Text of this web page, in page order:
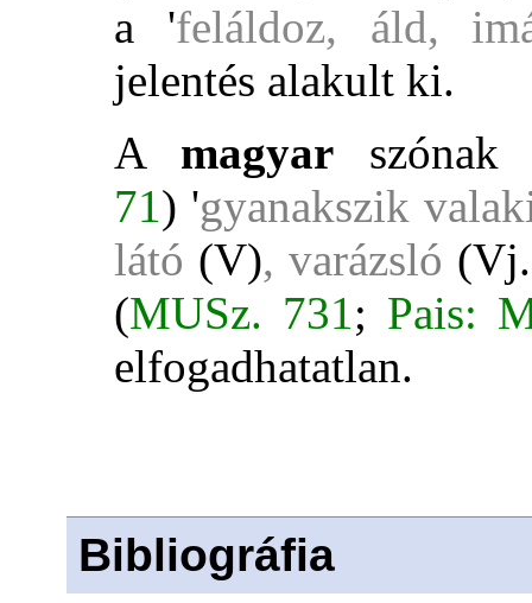
a 'feláldoz, áld,
jelentés alakult ki.
A magyar
71) 'gyanakszik
látó (V), varázsló
(MUSz. 731; Pais:
elfogadhatatlan.
Bibliográfia